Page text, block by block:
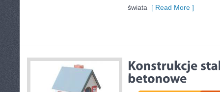
świata [ Read More ]